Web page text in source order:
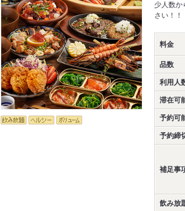
少人数か
さい！！
料金
品数
利用人
滞在可
予約可
予約締
補足事
飲み放